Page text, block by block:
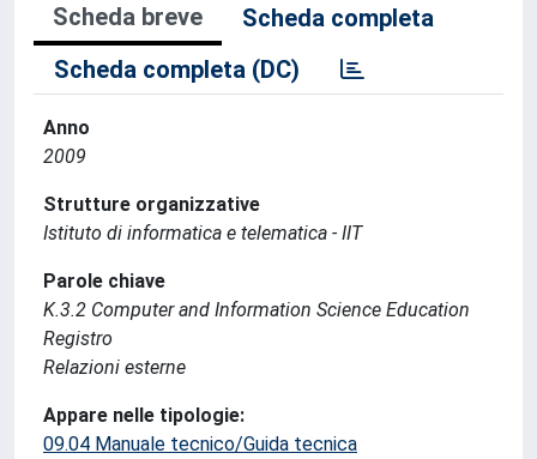
Scheda breve
Scheda completa
Scheda completa (DC)
Anno
2009
Strutture organizzative
Istituto di informatica e telematica - IIT
Parole chiave
K.3.2 Computer and Information Science Education
Registro
Relazioni esterne
Appare nelle tipologie:
09.04 Manuale tecnico/Guida tecnica